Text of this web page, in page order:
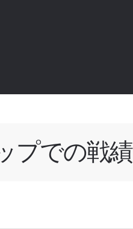
プでの戦績